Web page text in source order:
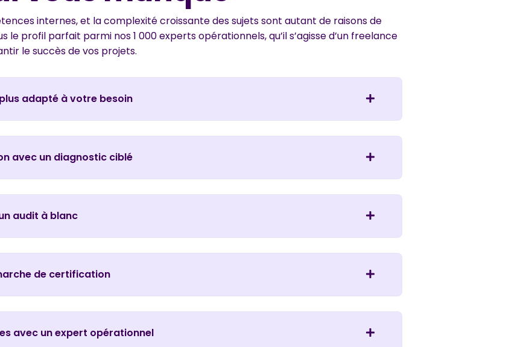
internes, et la complexité croissante des sujets sont autant de raisons de
le profil parfait parmi nos 1 000 experts opérationnels, qu’il s’agisse d’un freelance
le succès de vos projets.
adapté à votre besoin
avec un diagnostic ciblé
audit à blanc
de certification
avec un expert opérationnel